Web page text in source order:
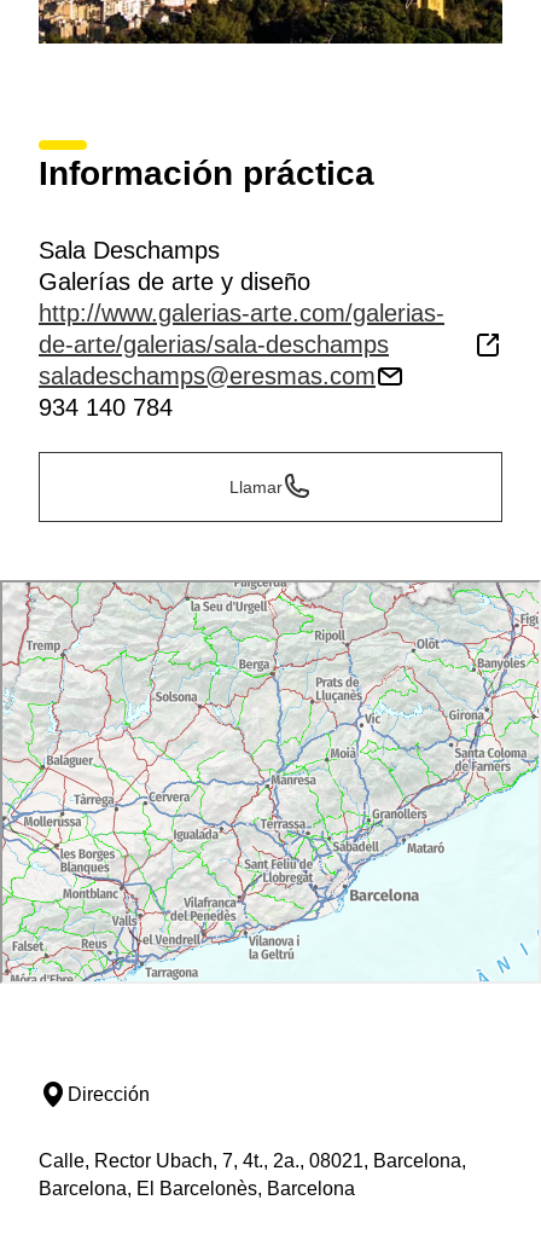
Información práctica
Sala Deschamps
Galerías de arte y diseño
http://www.galerias-arte.com/galerias-
de-arte/galerias/sala-deschamps
saladeschamps@eresmas.com
934 140 784
Llamar
Dirección
Calle, Rector Ubach, 7, 4t., 2a., 08021, Barcelona,
Barcelona, El Barcelonès, Barcelona